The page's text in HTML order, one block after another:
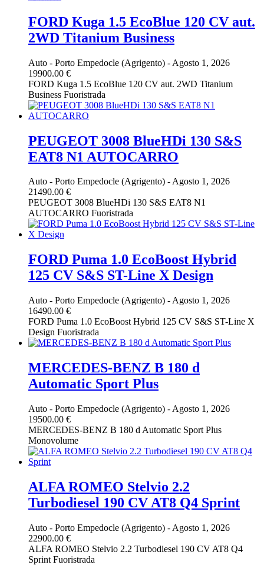
FORD Kuga 1.5 EcoBlue 120 CV aut.
2WD Titanium Business
Auto - Porto Empedocle (Agrigento) - Agosto 1, 2026
19900.00 €
FORD Kuga 1.5 EcoBlue 120 CV aut. 2WD Titanium
Business Fuoristrada
PEUGEOT 3008 BlueHDi 130 S&S
EAT8 N1 AUTOCARRO
Auto - Porto Empedocle (Agrigento) -Agosto 1, 2026
21490.00 €
PEUGEOT 3008 BlueHDi 130 S&S EAT8 N1
AUTOCARRO Fuoristrada
FORD Puma 1.0 EcoBoost Hybrid
125 CV S&S ST-Line X Design
Auto - Porto Empedocle (Agrigento) - Agosto 1, 2026
16490.00 €
FORD Puma 1.0 EcoBoost Hybrid 125 CV S&S ST-Line X
Design Fuoristrada
MERCEDES-BENZ B 180 d
Automatic Sport Plus
Auto - Porto Empedocle (Agrigento) - Agosto 1, 2026
19500.00 €
MERCEDES-BENZ B 180 d Automatic Sport Plus
Monovolume
ALFA ROMEO Stelvio 2.2
Turbodiesel 190 CV AT8 Q4 Sprint
Auto - Porto Empedocle (Agrigento) - Agosto 1, 2026
22900.00 €
ALFA ROMEO Stelvio 2.2 Turbodiesel 190 CV AT8 Q4
Sprint Fuoristrada